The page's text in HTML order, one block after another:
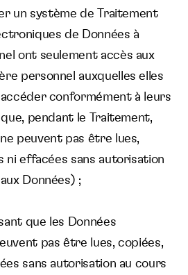
un système de Traitement
de Données à
ont seulement accès aux
personnel auxquelles elles
conformément à leurs
pendant le Traitement,
peuvent pas être lues,
ni effacées sans autorisation
Données) ;
que les Données
pas être lues, copiées,
sans autorisation au cours